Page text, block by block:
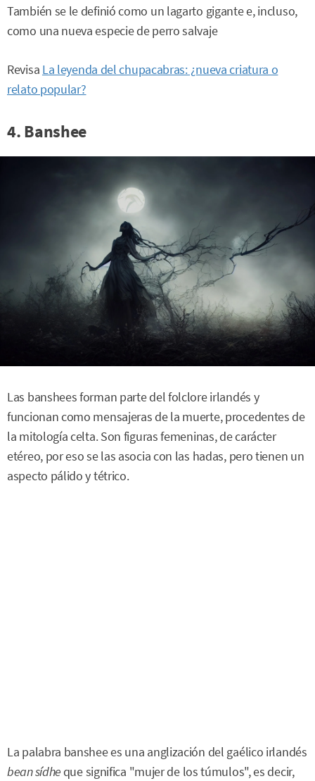
También se le definió como un lagarto gigante e, incluso,
como una nueva especie de perro salvaje
Revisa La leyenda del chupacabras: ¿nueva criatura o
relato popular?
4. Banshee
Las banshees forman parte del folclore irlandés y
funcionan como mensajeras de la muerte, procedentes de
la mitología celta. Son figuras femeninas, de carácter
etéreo, por eso se las asocia con las hadas, pero tienen un
aspecto pálido y tétrico.
La palabra banshee es una anglización del gaélico irlandés
bean sídheque significa "mujer de los túmulos", es decir,